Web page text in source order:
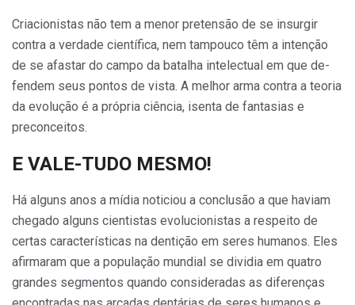
Criacionistas não tem a menor pretensão de se insurgir
contra a verda­de científica, nem tampouco têm a intenção
de se afastar do campo da batalha intelectual em que de­
fendem seus pontos de vista. A melhor arma contra a teoria
da evolução é a própria ciência, isen­ta de fantasias e
preconceitos.
E VALE-TUDO MESMO!
Há alguns anos a mídia noticiou a conclusão a que haviam
chegado al­guns cientistas evolucionistas a respei­to de
certas características na dentição em seres humanos. Eles
afirmaram que a população mundial se divi­dia em quatro
grandes segmentos quando consideradas as diferenças